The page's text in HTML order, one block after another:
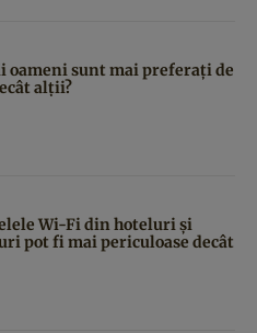
oameni sunt mai preferați de
alții?
Wi-Fi din hoteluri și
pot fi mai periculoase decât